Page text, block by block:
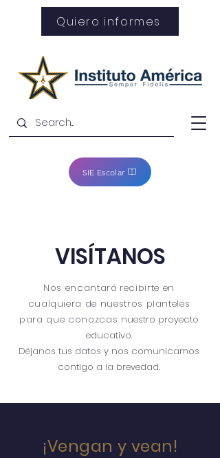
SIE Escolar
Quiero informes
VISÍTANOS
Nos encantará recibirte en
cualquiera de nuestros planteles
para que conozcas nuestro proyecto
educativo.
Déjanos tus datos y nos comunicamos
contigo a la brevedad.
¡Vengan y vean!